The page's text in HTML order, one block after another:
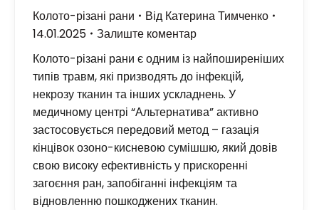
Колото-різані рани Від Катерина Тимченко
14.01.2025
Залиште коментар
Колото-різані рани є одним із найпоширеніших
типів травм, які призводять до інфекцій,
некрозу тканин та інших ускладнень. У
медичному центрі “Альтернатива” активно
застосовується передовий метод – газація
кінцівок озоно-кисневою сумішшю, який довів
свою високу ефективність у прискоренні
загоєння ран, запобіганні інфекціям та
відновленню пошкоджених тканин.